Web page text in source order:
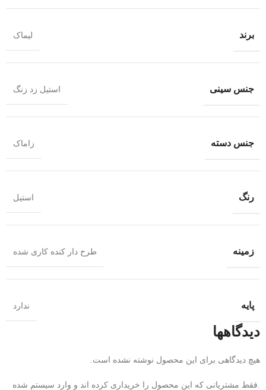
برند لیماک
جنس سینی استیل زد زنگ
جنس دسته زاماک
رنگ استیل
زمینه طرح دار کنده کاری شده
پایه ندارد
دیدگاهها
هیچ دیدگاهی برای این محصول نوشته نشده است.
.فقط مشتریانی که این محصول را خریداری کرده اند و وارد سیستم شده